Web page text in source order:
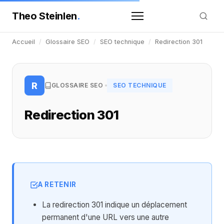
Theo Steinlen.
Accueil / Glossaire SEO / SEO technique / Redirection 301
R GLOSSAIRE SEO SEO TECHNIQUE
Redirection 301
A RETENIR
La redirection 301 indique un déplacement
permanent d'une URL vers une autre